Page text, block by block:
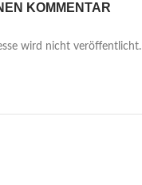
KOMMENTAR
wird nicht veröffentlicht.